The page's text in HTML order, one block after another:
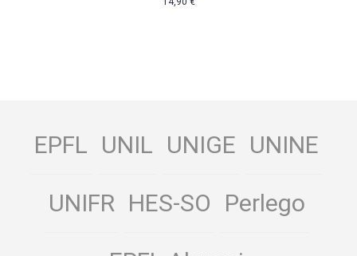
EPFL UNIL UNIGE UNINE
UNIFR HES-SO Perlego